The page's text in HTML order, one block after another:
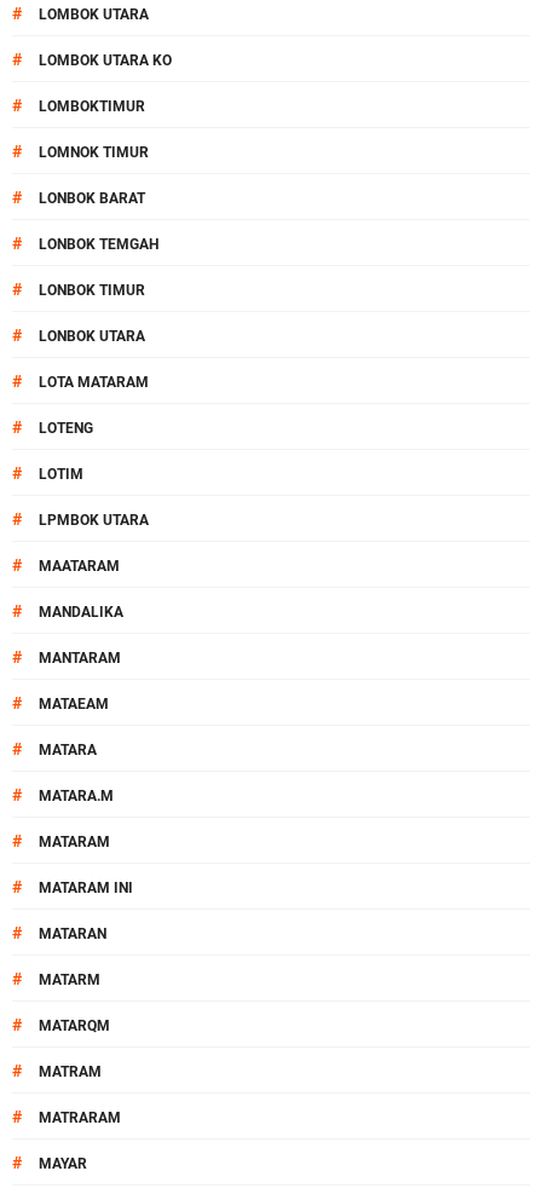
# LOMBOK UTARA
# LOMBOK UTARA KO
# LOMBOKTIMUR
# LOMNOK TIMUR
# LONBOK BARAT
# LONBOK TEMGAH
# LONBOK TIMUR
# LONBOK UTARA
# LOTA MATARAM
# LOTENG
# LOTIM
# LPMBOK UTARA
# MAATARAM
# MANDALIKA
# MANTARAM
# MATAEAM
# MATARA
# MATARA.M
# MATARAM
# MATARAM INI
# MATARAN
# MATARM
# MATARQM
# MATRAM
# MATRARAM
# MAYAR